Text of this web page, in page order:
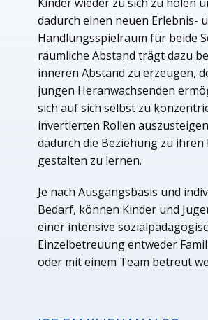
dadurch einen neuen Erlebnis-
Handlungsspielraum für beide
räumliche Abstand trägt dazu
inneren Abstand zu erzeugen,
jungen Heranwachsenden
sich auf sich selbst zu
invertierten Rollen
dadurch die Beziehung zu ihren
gestalten zu lernen.
Je nach Ausgangsbasis und
Bedarf, können Kinder und
einer intensive
Einzelbetreuung entweder
oder mit einem Team betreut